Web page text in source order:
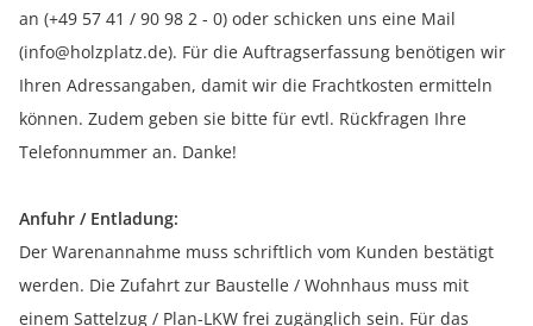
an (+49 57 41 / 90 98 2 - 0) oder schicken uns eine Mail
(info@holzplatz.de). Für die Auftragserfassung benötigen wir
Ihren Adressangaben, damit wir die Frachtkosten ermitteln
können. Zudem geben sie bitte für evtl. Rückfragen Ihre
Telefonnummer an. Danke!
Anfuhr / Entladung:
Der Warenannahme muss schriftlich vom Kunden bestätigt
werden. Die Zufahrt zur Baustelle / Wohnhaus muss mit
einem Sattelzug / Plan-LKW frei zugänglich sein. Für das